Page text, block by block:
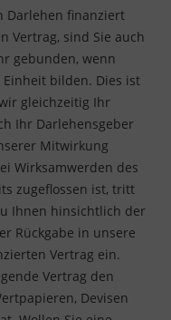
Darlehen finanziert
Vertrag, sind Sie auch
gebunden, wenn
bilden. Dies ist
gleichzeitig Ihr
Ihr Darlehensgeber
Mitwirkung
Wirksamwerden des
zugeflossen ist, tritt
Ihnen hinsichtlich der
Rückgabe in unsere
Vertrag ein.
Vertrag den
Devisen